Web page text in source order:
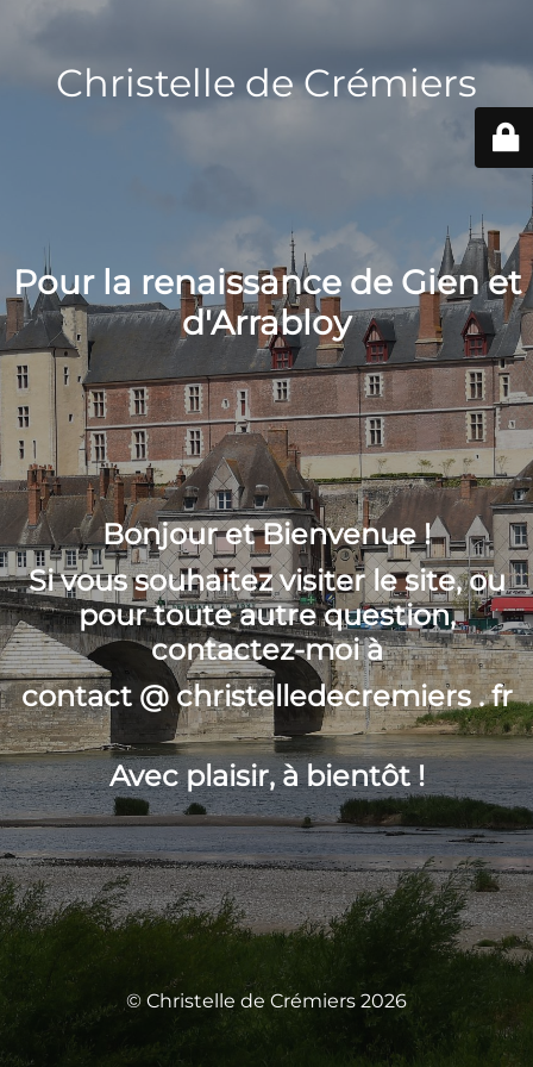
Christelle de Crémiers
Pour la renaissance de Gien et
d'Arrabloy
Bonjour et Bienvenue !
Si vous souhaitez visiter le site, ou
pour toute autre question,
contactez-moi à
contact @ christelledecremiers . fr
Avec plaisir, à bientôt !
© Christelle de Crémiers 2026